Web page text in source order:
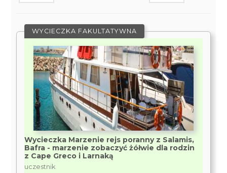
WYCIECZKA FAKULTATYWNA
Wycieczka Marzenie rejs poranny z Salamis,
Bafra - marzenie zobaczyć żółwie dla rodzin
z Cape Greco i Larnaką
uczestnik